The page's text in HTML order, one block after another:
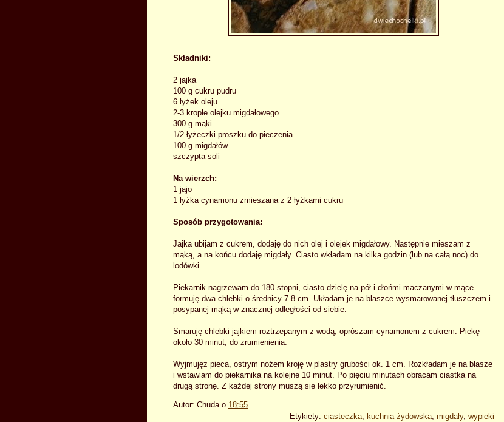
Składniki:
2 jajka
100 g cukru pudru
6 łyżek oleju
2-3 krople olejku migdałowego
300 g mąki
1/2 łyżeczki proszku do pieczenia
100 g migdałów
szczypta soli
Na wierzch:
1 jajo
1 łyżka cynamonu zmieszana z 2 łyżkami cukru
Sposób przygotowania:
Jajka ubijam z cukrem, dodaję do nich olej i olejek migdałowy. Następnie mieszam z
mąką, a na końcu dodaję migdały. Ciasto wkładam na kilka godzin (lub na całą noc) do
lodówki.
Piekarnik nagrzewam do 180 stopni, ciasto dzielę na pół i dłońmi maczanymi w mące
formuję dwa chlebki o średnicy 7-8 cm. Układam je na blaszce wysmarowanej tłuszczem i
posypanej mąką w znacznej odległości od siebie.
Smaruję chlebki jajkiem roztrzepanym z wodą, oprószam cynamonem z cukrem. Piekę
około 30 minut, do zrumienienia.
Wyjmujęz pieca, ostrym nożem kroję w plastry grubości ok. 1 cm. Rozkładam je na blasze
i wstawiam do piekarnika na kolejne 10 minut. Po pięciu minutach obracam ciastka na
drugą stronę. Z każdej strony muszą się lekko przyrumienić.
Autor: Chuda o 18:55
Etykiety: ciasteczka, kuchnia żydowska, migdały, wypieki